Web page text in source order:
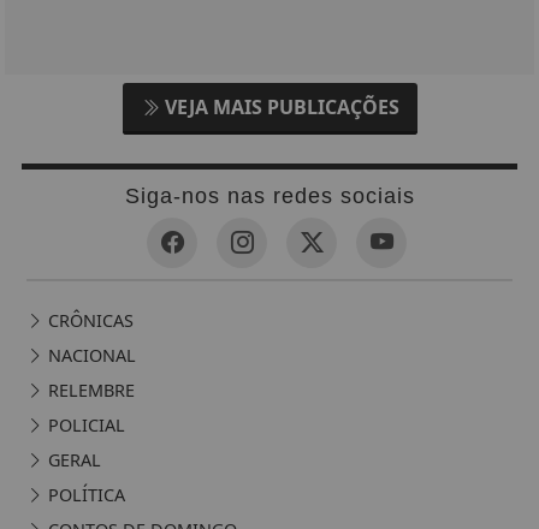
VEJA MAIS PUBLICAÇÕES
Siga-nos nas redes sociais
CRÔNICAS
NACIONAL
RELEMBRE
POLICIAL
GERAL
POLÍTICA